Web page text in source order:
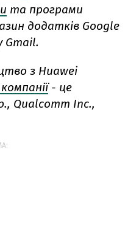
та програми
додатків Google
Gmail.
з Huawei
- це
Qualcomm Inc.,